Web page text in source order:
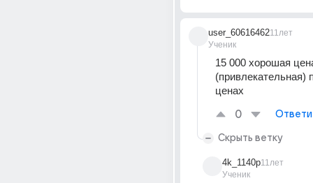
user_60616462
Ученик
11лет
15 000 хорошая
(привлекательная)
ценах
0
Скрыть ветку
4k_1140p
Ученик
11лет